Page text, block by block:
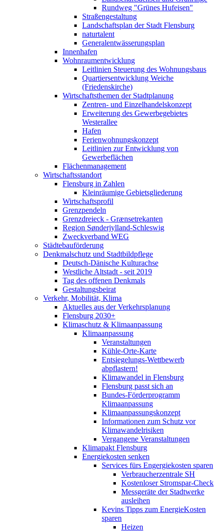
Rundweg "Grünes Hufeisen"
Straßengestaltung
Landschaftsplan der Stadt Flensburg
naturtalent
Generalentwässerungsplan
Innenhafen
Wohnraumentwicklung
Leitlinien Steuerung des Wohnungsbaus
Quartiersentwicklung Weiche
(Friedenskirche)
Wirtschaftsthemen der Stadtplanung
Zentren- und Einzelhandelskonzept
Erweiterung des Gewerbegebietes
Westerallee
Hafen
Ferienwohnungskonzept
Leitlinien zur Entwicklung von
Gewerbeflächen
Flächenmanagement
Wirtschaftsstandort
Flensburg in Zahlen
Kleinräumige Gebietsgliederung
Wirtschaftsprofil
Grenzpendeln
Grenzdreieck - Grænsetrekanten
Region Sønderjylland-Schleswig
Zweckverband WEG
Städtebauförderung
Denkmalschutz und Stadtbildpflege
Deutsch-Dänische Kulturachse
Westliche Altstadt - seit 2019
Tag des offenen Denkmals
Gestaltungsbeirat
Verkehr, Mobilität, Klima
Aktuelles aus der Verkehrsplanung
Flensburg 2030+
Klimaschutz & Klimaanpassung
Klimaanpassung
Veranstaltungen
Kühle-Orte-Karte
Entsiegelungs-Wettbewerb
abpflastern!
Klimawandel in Flensburg
Flensburg passt sich an
Bundes-Förderprogramm
Klimaanpassung
Klimaanpassungskonzept
Informationen zum Schutz vor
Klimawandelrisiken
Vergangene Veranstaltungen
Klimapakt Flensburg
Energiekosten senken
Services fürs Engergiekosten sparen
Verbraucherzentrale SH
Kostenloser Stromspar-Check
Messgeräte der Stadtwerke
ausleihen
Kevins Tipps zum EnergieKosten
sparen
Heizen